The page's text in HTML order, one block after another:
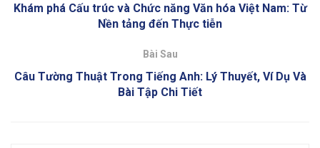
Khám phá Cấu trúc và Chức năng Văn hóa Việt Nam: Từ
Nền tảng đến Thực tiễn
Bài Sau
Câu Tường Thuật Trong Tiếng Anh: Lý Thuyết, Ví Dụ Và
Bài Tập Chi Tiết